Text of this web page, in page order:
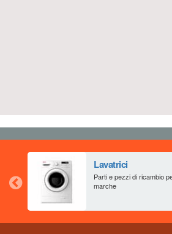
Lavatrici
Parti e pezzi di ricambio
marche